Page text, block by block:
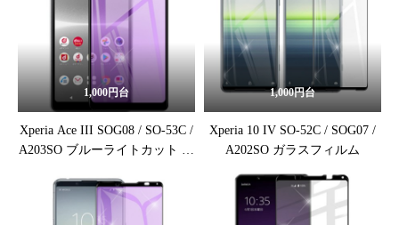
1,000円台
Xperia Ace III SOG08 / SO-53C /
A203SO ブルーライトカット 保
1,000円台
Xperia 10 IV SO-52C / SOG07 /
A202SO ガラスフィルム